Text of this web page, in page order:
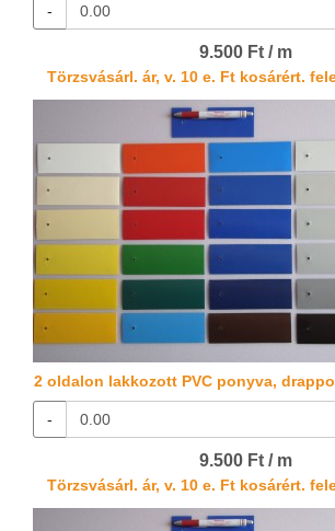
-
9.500 Ft / m
Törzsvásárl. ár, v. 10 e. Ft kosárért.
2 oldalon lakkozott PVC ponyva,
-
9.500 Ft / m
Törzsvásárl. ár, v. 10 e. Ft kosárért.